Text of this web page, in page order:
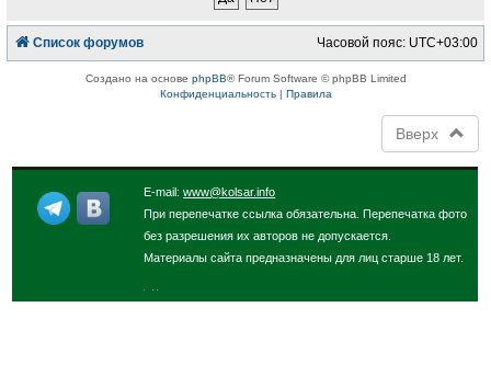
Список форумов Часовой пояс: UTC+03:00
Создано на основе phpBB® Forum Software © phpBB Limited
Конфиденциальность| Правила
Вверх
E-mail:www@kolsar.info
При перепечатке ссылка обязательна. Перепечатка фото
без разрешения их авторов не допускается.
Материалы сайта предназначены для лиц старше 18 лет.